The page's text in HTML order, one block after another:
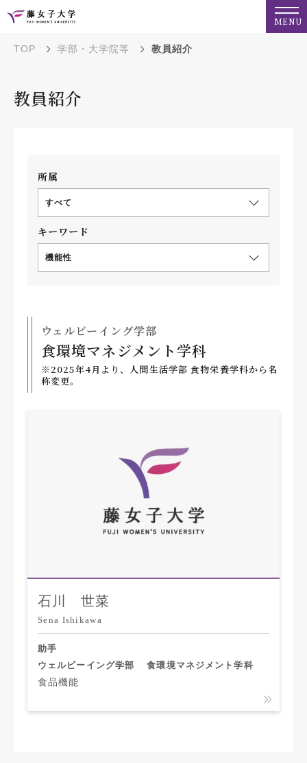
MENU
TOP 学部・大学院等 教員紹介
教員紹介
所属
すべて
キーワード
機能性
ウェルビーイング学部
食環境マネジメント学科
※2025年4月より、人間生活学部 食物栄養学科から名
称変更。
石川 世菜
Sena Ishikawa
助手
ウェルビーイング学部
食環境マネジメント学科
食品機能